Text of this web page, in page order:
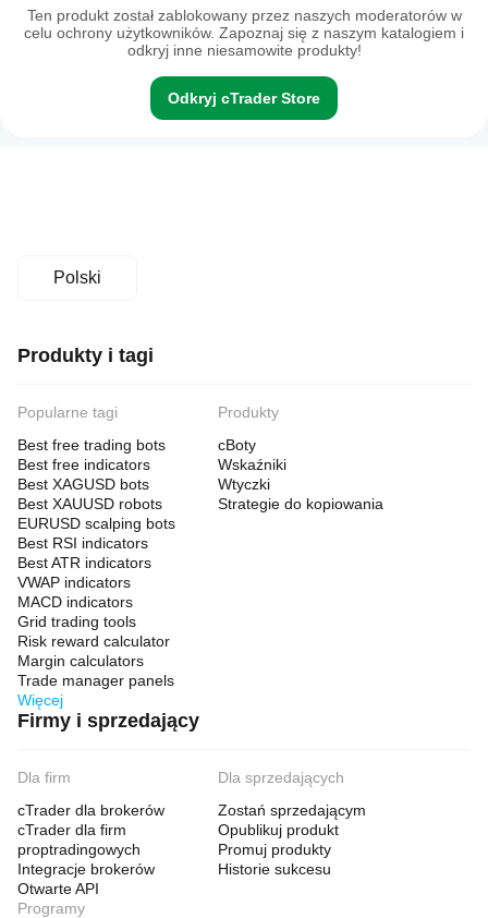
Ten produkt został zablokowany przez naszych moderatorów w
celu ochrony użytkowników. Zapoznaj się z naszym katalogiem i
odkryj inne niesamowite produkty!
Odkryj cTrader Store
Polski
Produkty i tagi
Popularne tagi
Best free trading bots
Best free indicators
Best XAGUSD bots
Best XAUUSD robots
EURUSD scalping bots
Best RSI indicators
Best ATR indicators
VWAP indicators
MACD indicators
Grid trading tools
Risk reward calculator
Margin calculators
Trade manager panels
Więcej
Produkty
cBoty
Wskaźniki
Wtyczki
Strategie do kopiowania
Firmy i sprzedający
Dla firm
cTrader dla brokerów
cTrader dla firm
proptradingowych
Integracje brokerów
Otwarte API
Dla sprzedających
Zostań sprzedającym
Opublikuj produkt
Promuj produkty
Historie sukcesu
Programy